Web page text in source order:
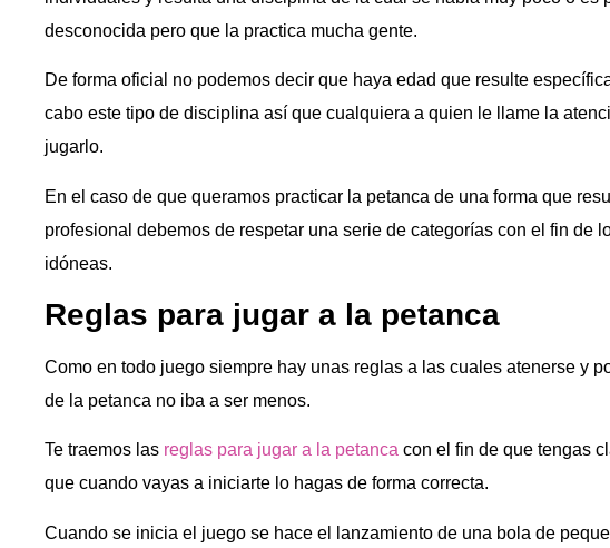
desconocida pero que la practica mucha gente.
De forma oficial no podemos decir que haya edad que resulte
cabo este tipo de disciplina así que cualquiera a quien le llame la
jugarlo.
En el caso de que queramos practicar la petanca de una forma que
profesional debemos de respetar una serie de categorías con el fin de
idóneas.
Reglas para jugar a la petanca
Como en todo juego siempre hay unas reglas a las cuales atenerse y
de la petanca no iba a ser menos.
Te traemos las reglas para jugar a la petanca con el fin de que tengas
que cuando vayas a iniciarte lo hagas de forma correcta.
Cuando se inicia el juego se hace el lanzamiento de una bola de